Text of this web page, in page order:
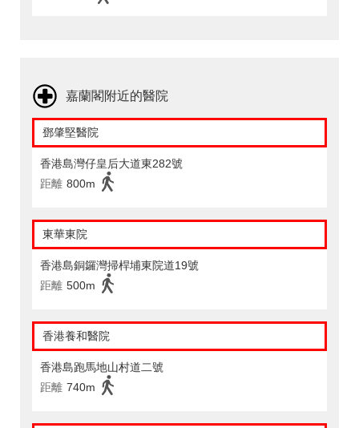
嘉蘭閣附近的醫院
鄧肇堅醫院
香港島灣仔皇后大道東282號
距離 800m
東華東院
香港島銅鑼灣掃桿埔東院道19號
距離 500m
香港養和醫院
香港島跑馬地山村道二號
距離 740m